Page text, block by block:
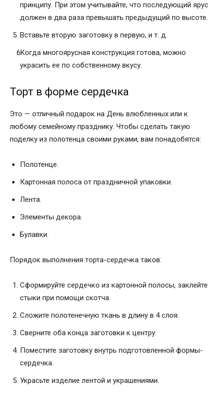
принципу. При этом учитывайте, что последующий ярус
должен в два раза превышать предыдущий по высоте.
Вставьте вторую заготовку в первую, и т. д.
Когда многоярусная конструкция готова, можно
украсить ее по собственному вкусу.
Торт в форме сердечка
Это — отличный подарок на День влюбленных или к
любому семейному празднику. Чтобы сделать такую
поделку из полотенца своими руками, вам понадобятся:
Полотенце.
Картонная полоса от праздничной упаковки.
Лента.
Элементы декора.
Булавки.
Порядок выполнения торта-сердечка таков:
Сформируйте сердечко из картонной полосы, заклейте
стыки при помощи скотча.
Сложите полотенечную ткань в длину в 4 слоя.
Сверните оба конца заготовки к центру.
Поместите заготовку внутрь подготовленной формы-
сердечка.
Украсьте изделие лентой и украшениями.